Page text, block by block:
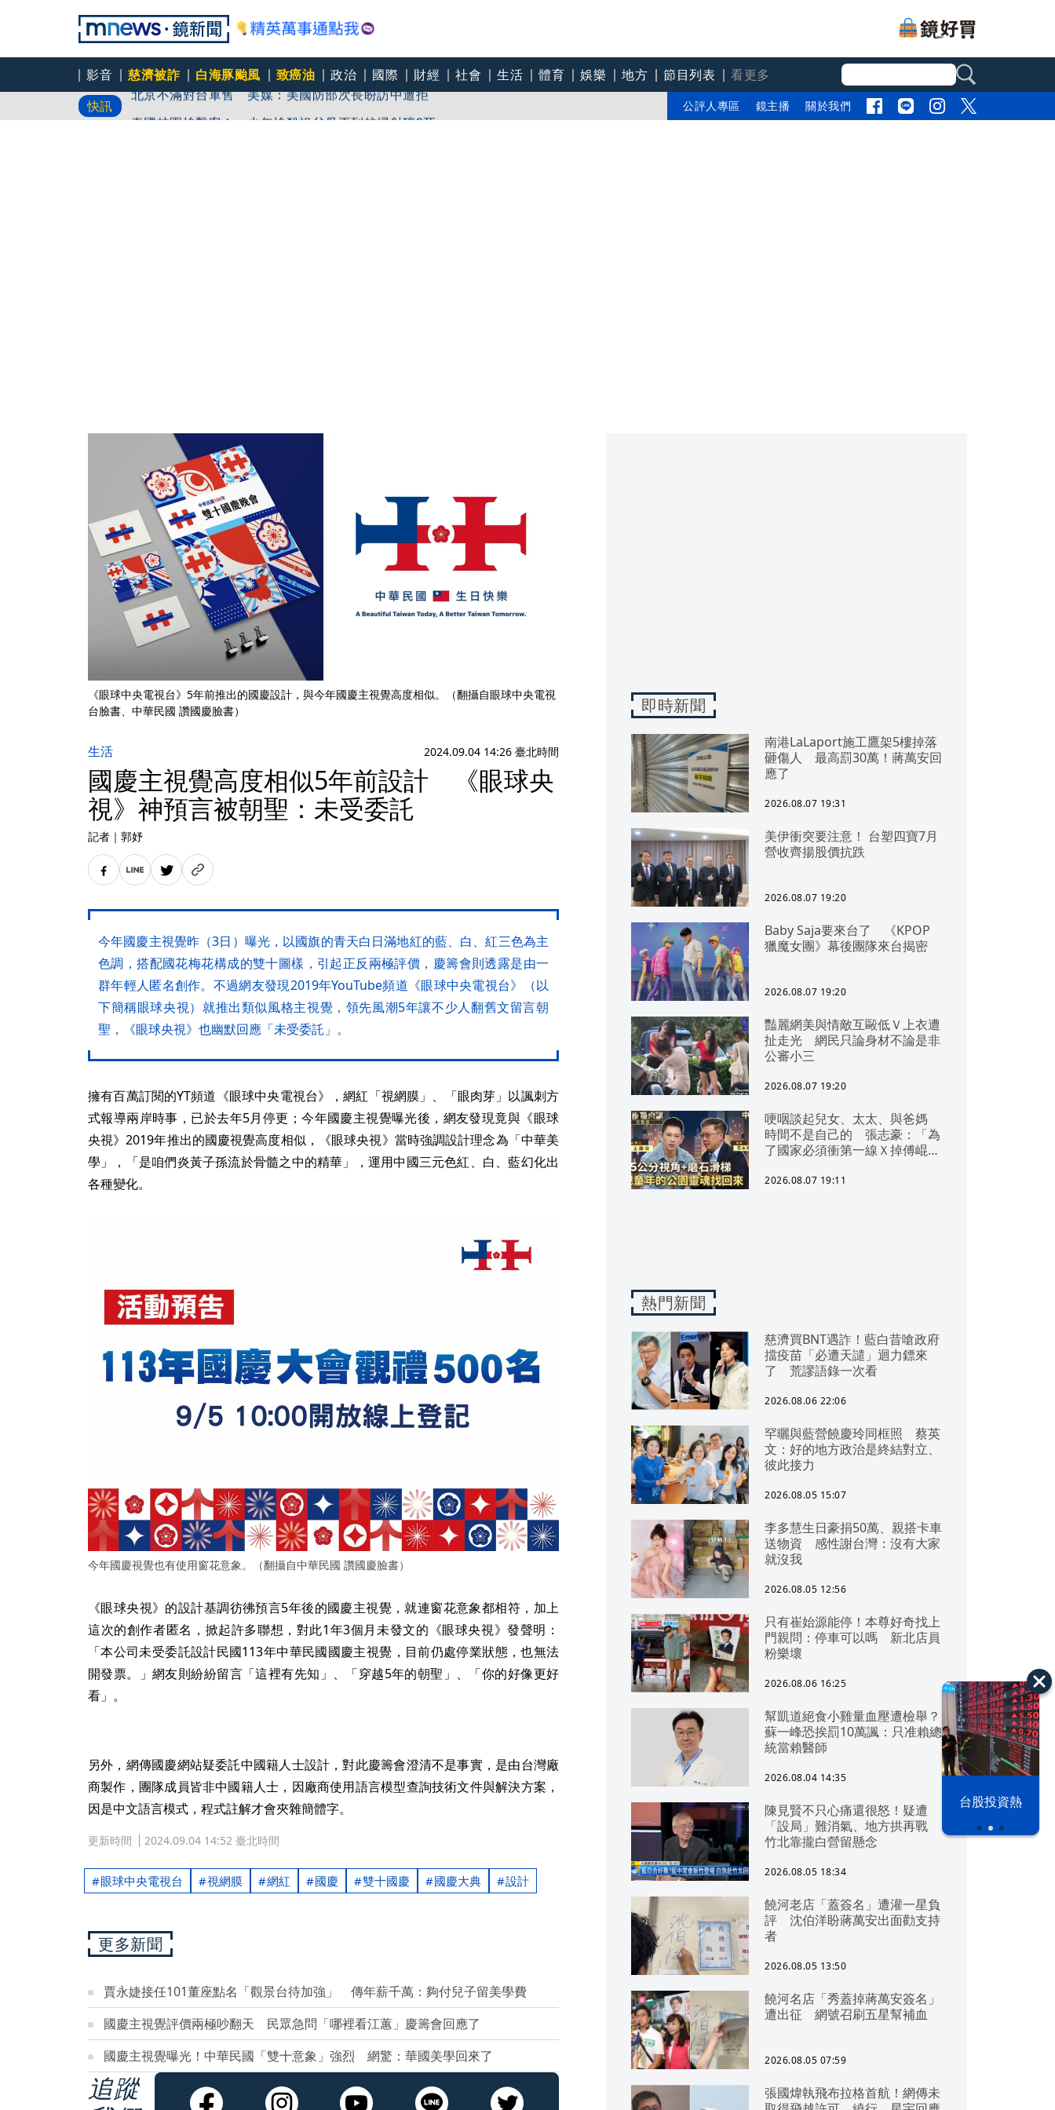
影音 慈濟被詐 白海豚颱風 致癌油 政治 國際 財經 社會 生活 體育 娛樂 地方 節目列表
看更多
快訊
北京不滿對台軍售 美媒：美國防部次長盼訪中遭拒
泰國校園槍擊案！ 少年槍殺祖父母再到校掃射釀9死
公評人專區 鏡主播 關於我們
漢光42演習 台股投資熱
《眼球中央電視台》5年前推出的國慶設計，與今年國慶主視覺高度相似。（翻攝自眼球中央電視
台臉書、中華民國 讚國慶臉書）
生活 2024.09.04 14:26 臺北時間
國慶主視覺高度相似5年前設計 《眼球央
視》神預言被朝聖：未受委託
記者 ｜ 郭妤
今年國慶主視覺昨（3日）曝光，以國旗的青天白日滿地紅的藍、白、紅三色為主
色調，搭配國花梅花構成的雙十圖樣，引起正反兩極評價，慶籌會則透露是由一
群年輕人匿名創作。不過網友發現2019年YouTube頻道《眼球中央電視台》（以
下簡稱眼球央視）就推出類似風格主視覺，領先風潮5年讓不少人翻舊文留言朝
聖，《眼球央視》也幽默回應「未受委託」。
擁有百萬訂閱的YT頻道《眼球中央電視台》，網紅「視網膜」、「眼肉芽」以諷刺方
式報導兩岸時事，已於去年5月停更；今年國慶主視覺曝光後，網友發現竟與《眼球
央視》2019年推出的國慶視覺高度相似，《眼球央視》當時強調設計理念為「中華美
學」，「是咱們炎黃子孫流於骨髓之中的精華」，運用中國三元色紅、白、藍幻化出
各種變化。
今年國慶視覺也有使用窗花意象。（翻攝自中華民國 讚國慶臉書）
《眼球央視》的設計基調彷彿預言5年後的國慶主視覺，就連窗花意象都相符，加上
這次的創作者匿名，掀起許多聯想，對此1年3個月未發文的《眼球央視》發聲明：
「本公司未受委託設計民國113年中華民國國慶主視覺，目前仍處停業狀態，也無法
開發票。」網友則紛紛留言「這裡有先知」、「穿越5年的朝聖」、「你的好像更好
看」。
另外，網傳國慶網站疑委託中國籍人士設計，對此慶籌會澄清不是事實，是由台灣廠
商製作，團隊成員皆非中國籍人士，因廠商使用語言模型查詢技術文件與解決方案，
因是中文語言模式，程式註解才會夾雜簡體字。
更新時間 2024.09.04 14:52 臺北時間
眼球中央電視台 視網膜 網紅 國慶 雙十國慶 國慶大典 設計
更多新聞
賈永婕接任101董座點名「觀景台待加強」 傳年薪千萬：夠付兒子留美學費
國慶主視覺評價兩極吵翻天 民眾急問「哪裡看江蕙」慶籌會回應了
國慶主視覺曝光！中華民國「雙十意象」強烈 網驚：華國美學回來了
追蹤
即時新聞
南港LaLaport施工鷹架5樓掉落
砸傷人 最高罰30萬！蔣萬安回
應了
2026.08.07 19:31
美伊衝突要注意！ 台塑四寶7月
營收齊揚股價抗跌
2026.08.07 19:20
Baby Saja要來台了 《KPOP
獵魔女團》幕後團隊來台揭密
2026.08.07 19:20
豔麗網美與情敵互毆低Ｖ上衣遭
扯走光 網民只論身材不論是非
公審小三
2026.08.07 19:20
哽咽談起兒女、太太、與爸媽
時間不是自己的 張志豪：「為
了國家必須衝第一線Ｘ掉傅崐
2026.08.07 19:11
熱門新聞
慈濟買BNT遇詐！藍白昔嗆政府
擋疫苗「必遭天譴」迴力鏢來
了 荒謬語錄一次看
2026.08.06 22:06
罕曬與藍營饒慶玲同框照 蔡英
文：好的地方政治是終結對立、
彼此接力
2026.08.05 15:07
李多慧生日豪捐50萬、親搭卡車
送物資 感性謝台灣：沒有大家
就沒我
2026.08.05 12:56
只有崔始源能停！本尊好奇找上
門親問：停車可以嗎 新北店員
粉樂壞
2026.08.06 16:25
幫凱道絕食小雞量血壓遭檢舉？
蘇一峰恐挨罰10萬諷：只准賴總
統當賴醫師
2026.08.04 14:35
陳見賢不只心痛還很怒！疑遭
「設局」難消氣、地方拱再戰
竹北靠攏白營留懸念
2026.08.05 18:34
饒河老店「蓋簽名」遭灌一星負
評 沈伯洋盼蔣萬安出面勸支持
者
2026.08.05 13:50
饒河名店「秀蓋掉蔣萬安簽名」
遭出征 網號召刷五星幫補血
2026.08.05 07:59
張國煒執飛布拉格首航！網傳未